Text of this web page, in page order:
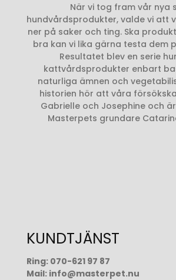
När vi tog fram vår nya
hundvårdsprodukter, valde vi att
ner på saker och ting. Ska
bra kan vi lika gärna testa dem
Resultatet blev en serie
kattvårdsprodukter enbart
naturliga ämnen och
historien hör att våra
Gabrielle och Josephine och
Masterpets grundare
KUNDTJÄNST
Ring: 070-621 97 87
Mail: info@masterpet.nu